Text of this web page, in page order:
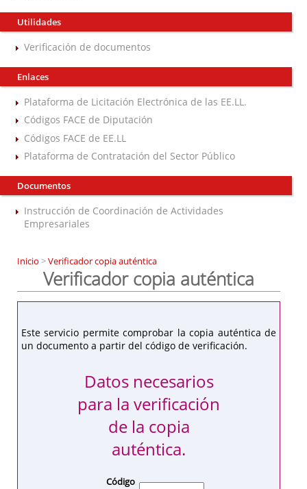
Utilidades
Verificación de documentos
Enlaces
Plataforma de Licitación Electrónica de las EE.LL.
Códigos FACE de Diputación
Códigos FACE de EE.LL
Plataforma de Contratación del Sector Público
Documentos
Instrucción de Coordinación de Actividades
Empresariales
Inicio >Verificador copia auténtica
Verificador copia auténtica
Este servicio permite comprobar la copia auténtica de
un documento a partir del código de verificación.
Datos necesarios
para la verificación
de la copia
auténtica.
Código